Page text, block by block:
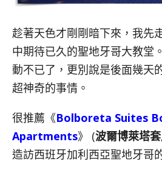
趁著天色才剛剛暗下來，我先
中期待已久的聖地牙哥大教堂
動不已了，更別說是後面幾天
超神奇的事情。
很推薦《Bolboreta Suites
Apartments》 (波爾博萊塔
造訪西班牙加利西亞聖地牙哥